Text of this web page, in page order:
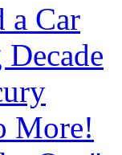
a Car
More!